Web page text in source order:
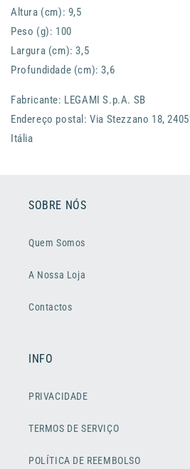
Altura (cm): 9,5
Peso (g): 100
Largura (cm): 3,5
Profundidade (cm): 3,6
Fabricante: LEGAMI S.p.A. SB
Endereço postal: Via Stezzano 18,
Itália
SOBRE NÓS
Quem Somos
A Nossa Loja
Contactos
INFO
PRIVACIDADE
TERMOS DE SERVIÇO
POLÍTICA DE REEMBOLSO